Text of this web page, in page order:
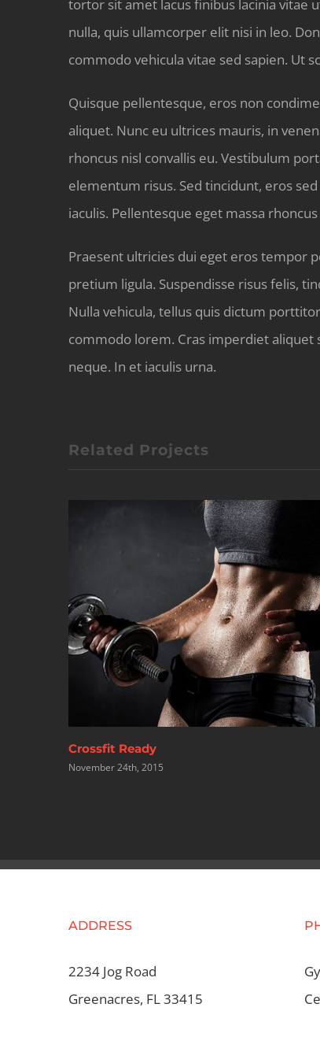
tortor sit amet lacus finibus lacinia vitae
nulla, quis ullamcorper elit nisi in leo.
commodo vehicula vitae sed sapien. Ut
Quisque pellentesque, eros non
aliquet. Nunc eu ultrices mauris, in
rhoncus nisl convallis eu. Vestibulum
elementum risus. Sed tincidunt, eros
iaculis. Pellentesque eget massa
Praesent ultricies dui eget eros tempor
pretium ligula. Suspendisse risus felis,
Nulla vehicula, tellus quis dictum
commodo lorem. Cras imperdiet aliquet
neque. In et iaculis urna.
Related Projects
Personal Training
November 24th, 2015
ADDRESS
2234 Jog Road
Greenacres, FL 33415